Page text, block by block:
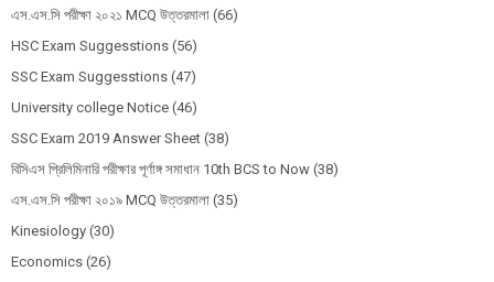
এস.এস.সি পরীক্ষা ২০২১ MCQ উত্তরমালা (66)
HSC Exam Suggesstions (56)
SSC Exam Suggesstions (47)
University college Notice (46)
SSC Exam 2019 Answer Sheet (38)
বিসিএস প্রিলিমিনারি পরীক্ষার পূর্ণাঙ্গ সমাধান 10th BCS to Now (38)
এস.এস.সি পরীক্ষা ২০১৯ MCQ উত্তরমালা (35)
Kinesiology (30)
Economics (26)